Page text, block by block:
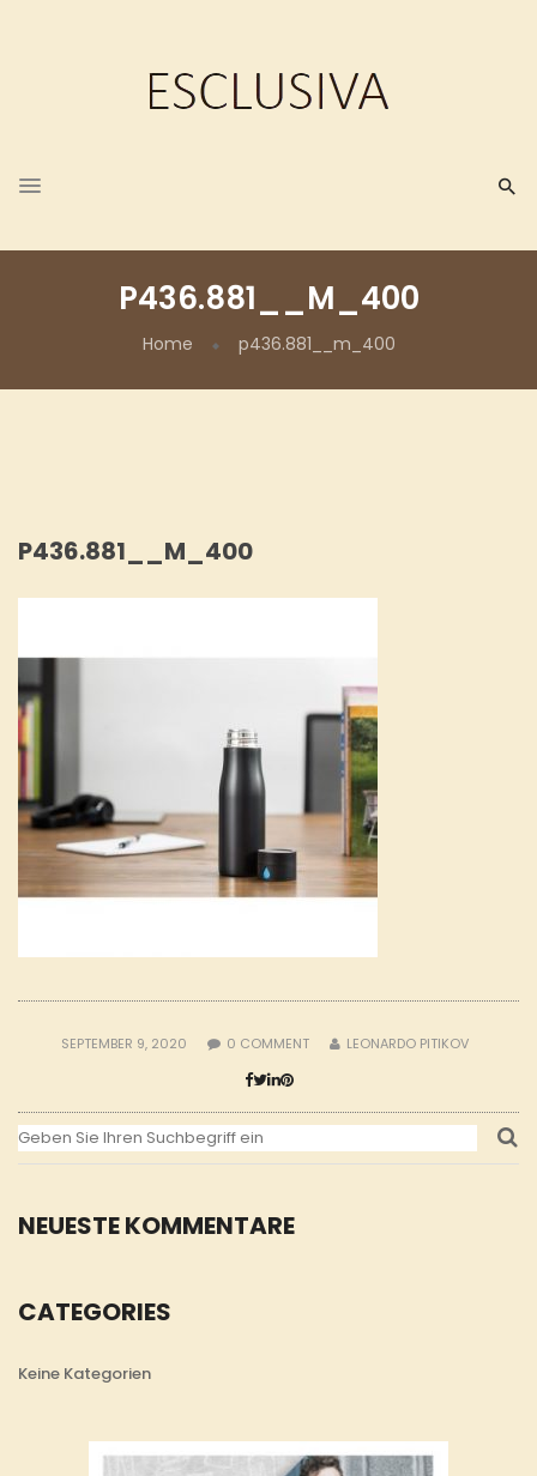
P436.881__M_400
Home p436.881__m_400
NEUESTE KOMMENTARE
CATEGORIES
Keine Kategorien
P436.881__M_400
SEPTEMBER 9, 2020 0 COMMENT LEONARDO PITIKOV